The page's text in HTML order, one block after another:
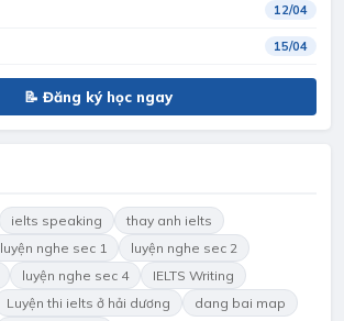
12/04
15/04
📝 Đăng ký học ngay
ielts speaking
thay anh ielts
luyện nghe sec 1
luyện nghe sec 2
luyện nghe sec 4
IELTS Writing
Luyện thi ielts ở hải dương
dang bai map